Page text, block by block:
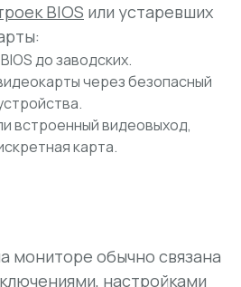
BIOS или устаревших
до заводских.
через безопасный
встроенный видеовыход,
карта.
мониторе обычно связана
настройками